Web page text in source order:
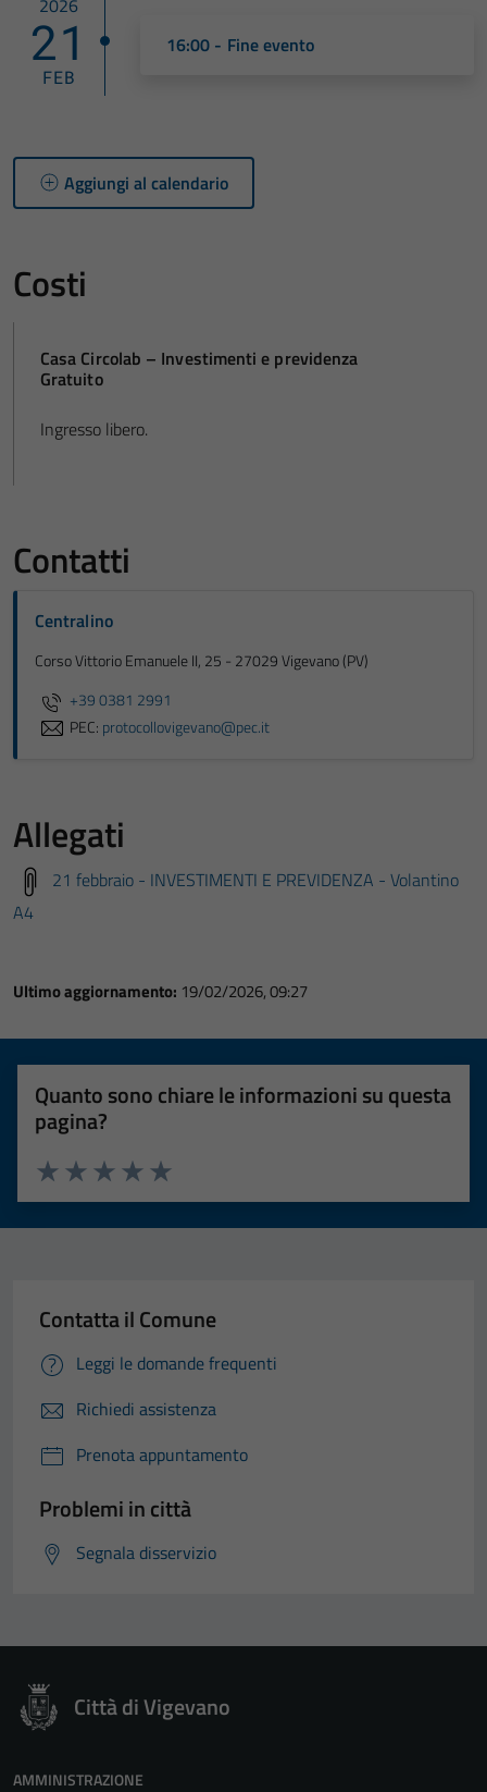
2026
21
FEB
16:00 - Fine evento
Aggiungi al calendario
Costi
Casa Circolab – Investimenti e previdenza
Gratuito
Ingresso libero.
Contatti
Centralino
Corso Vittorio Emanuele II, 25 - 27029 Vigevano (PV)
+39 0381 2991
PEC: protocollovigevano@pec.it
Allegati
21 febbraio - INVESTIMENTI E PREVIDENZA - Volantino
A4
Ultimo aggiornamento: 19/02/2026, 09:27
Quanto sono chiare le informazioni su questa
pagina?
Valuta 5 stelle su 5
Valuta 4 stelle su 5
Valuta 3 stelle su 5
Valuta 2 stelle su 5
Valuta 1 stelle su 5
Contatta il Comune
Leggi le domande frequenti
Richiedi assistenza
Prenota appuntamento
Problemi in città
Segnala disservizio
Città di Vigevano
AMMINISTRAZIONE